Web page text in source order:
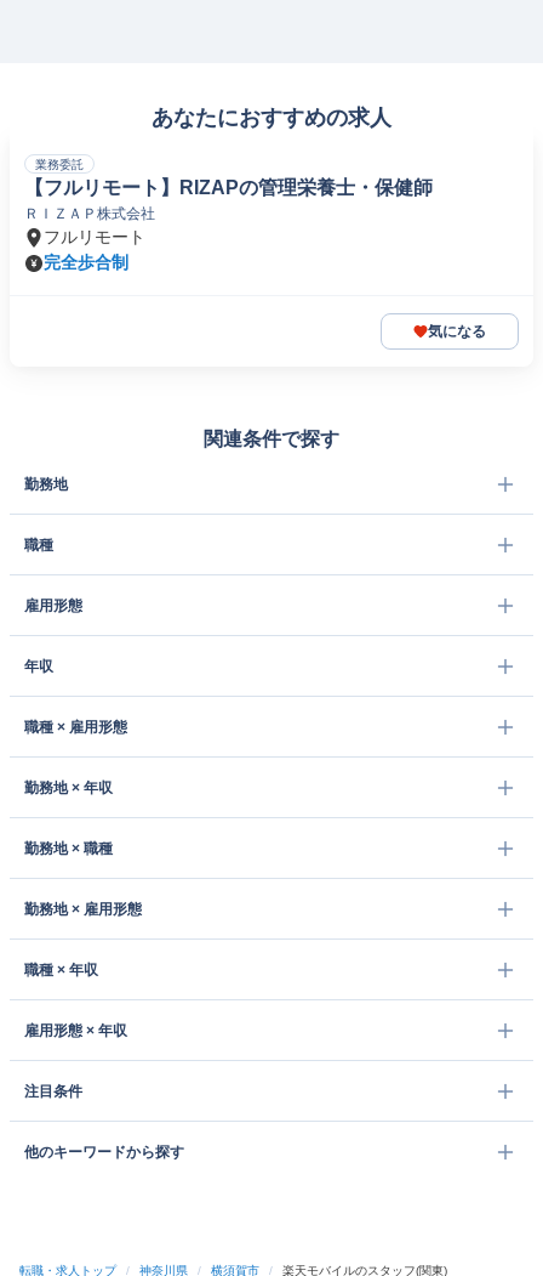
あなたにおすすめの求人
業務委託
【フルリモート】RIZAPの管理栄養士・保健師
ＲＩＺＡＰ株式会社
フルリモート
完全歩合制
気になる
関連条件で探す
勤務地
職種
雇用形態
年収
職種 × 雇用形態
勤務地 × 年収
勤務地 × 職種
勤務地 × 雇用形態
職種 × 年収
雇用形態 × 年収
注目条件
他のキーワードから探す
転職・求人トップ / 神奈川県 / 横須賀市 / 楽天モバイルのスタッフ(関東)